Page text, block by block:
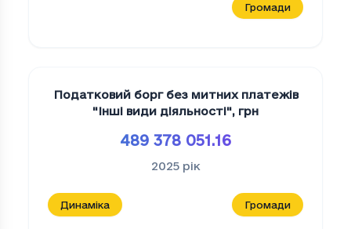
Громади
Податковий борг без митних платежів
"Iншi види дiяльностi", грн
489 378 051.16
2025 рік
Динаміка Громади